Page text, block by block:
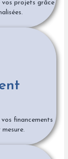
vos projets grâce
financements